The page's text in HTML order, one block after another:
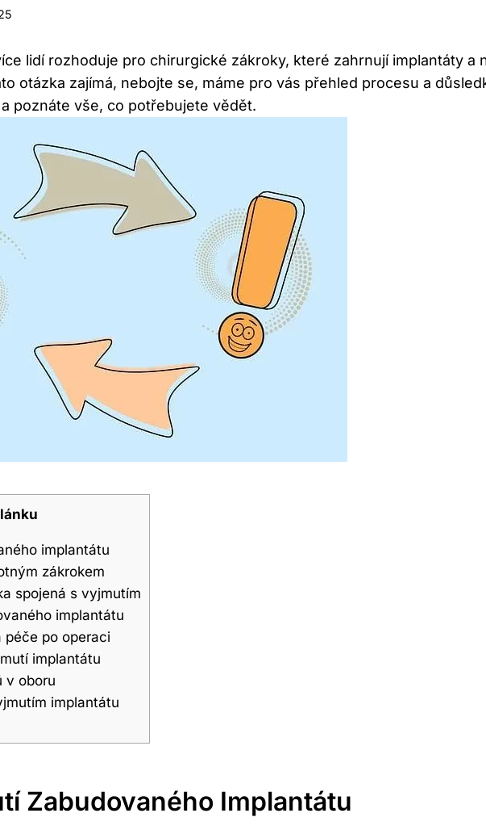
lidí rozhoduje pro chirurgické zákroky, které zahrnují implantáty a
otázka zajímá, nebojte se, máme pro vás přehled procesu a
poznáte vše, co potřebujete vědět.
implantátu
zákrokem
spojená s vyjmutím
implantátu
péče po operaci
implantátu
v oboru
implantátu
Zabudovaného Implantátu